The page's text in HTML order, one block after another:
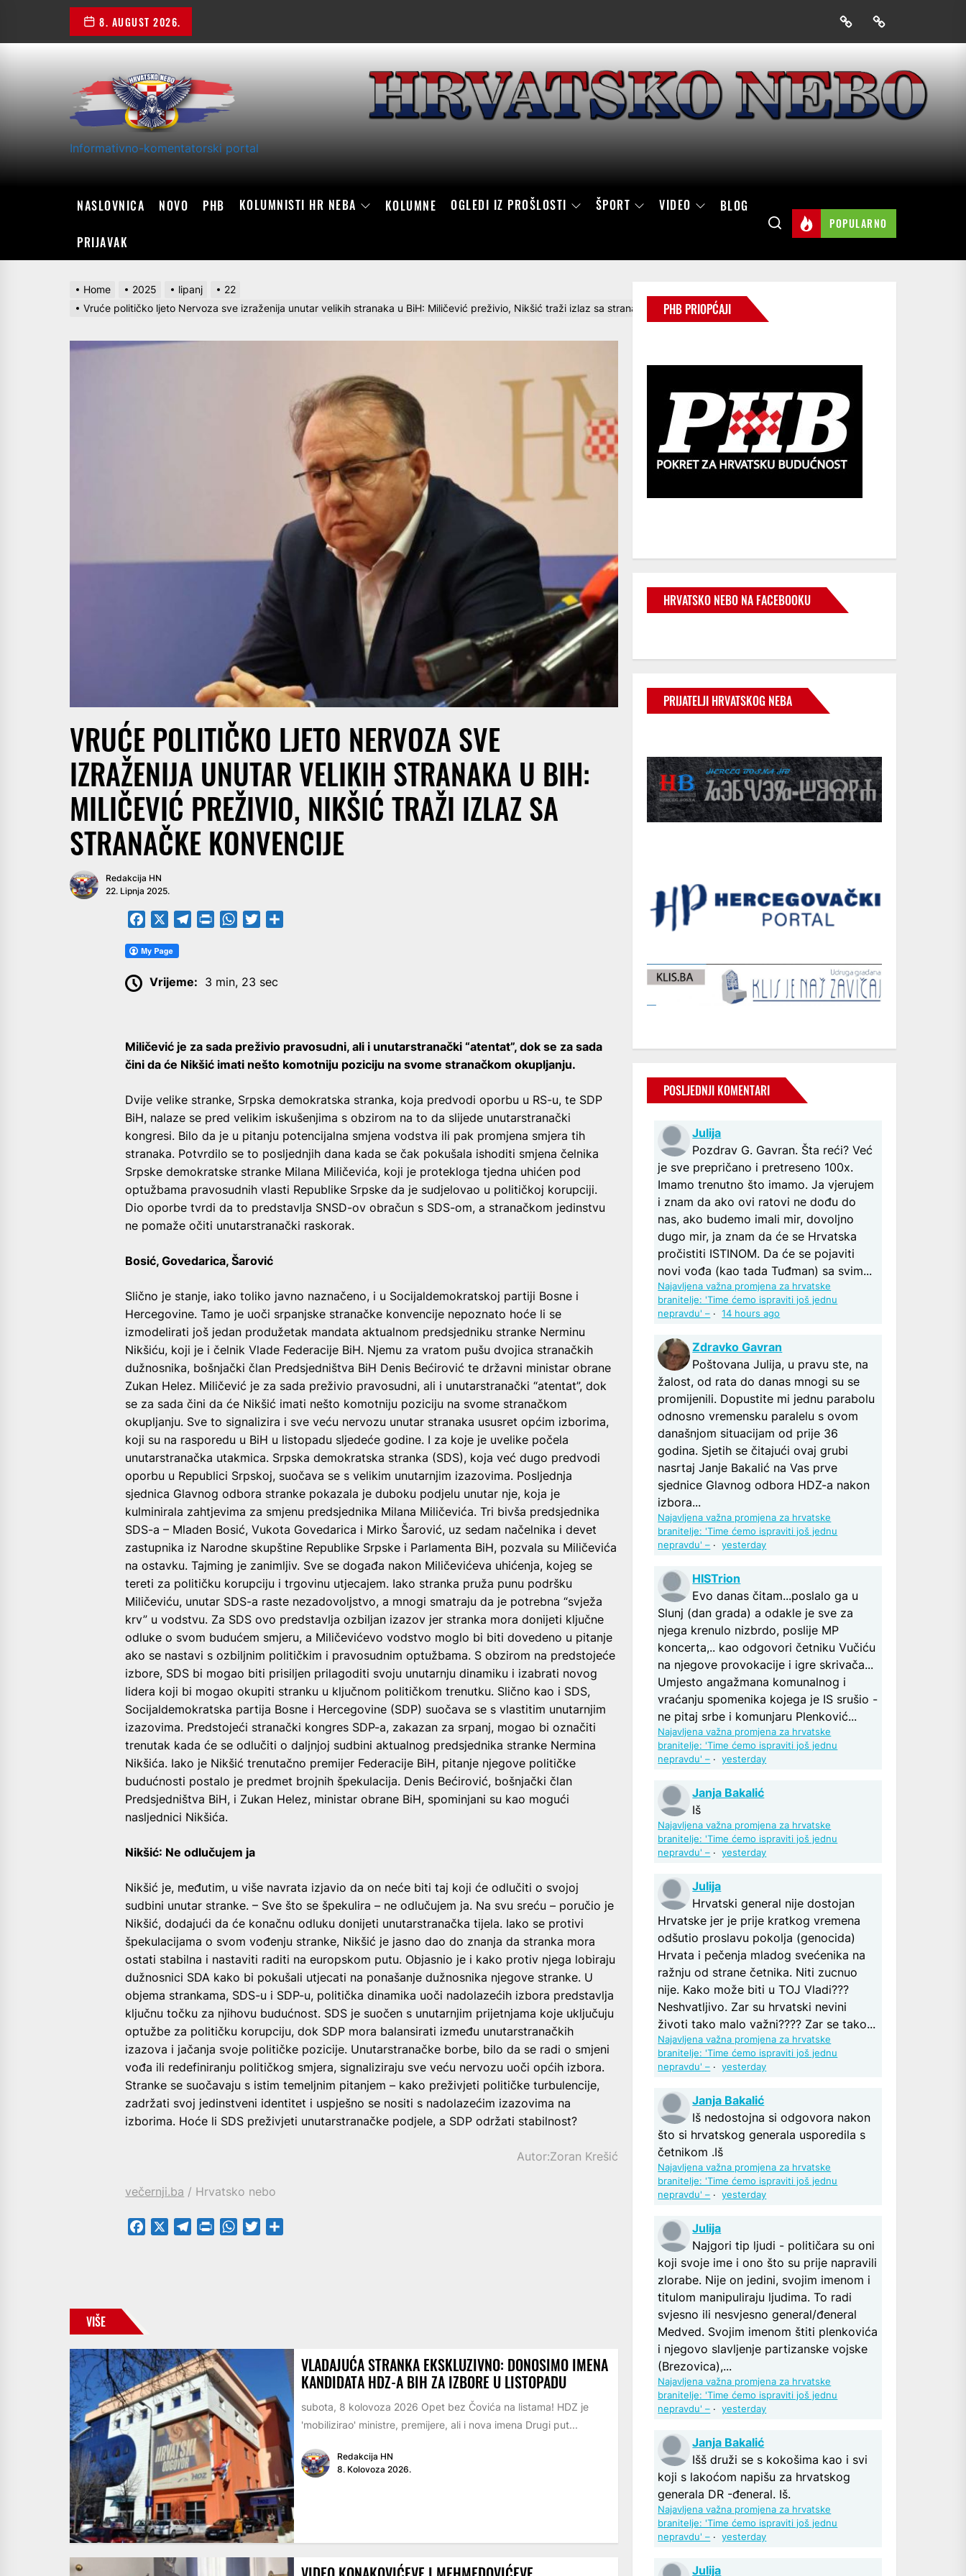
the
8. AUGUST 2026. PrijavakSkini
mobilnu
Hrvatskog
neba
Informativno-komentatorski portal
NASLOVNICA NOVO PHB KOLUMNISTI HR NEBA KOLUMNE OGLEDI IZ PROŠLOSTI ŠPORT VIDEO BLOG
PRIJAVAK
POPULARNO
Home 2025 lipanj
22
Vruće političko ljeto Nervoza sve izraženija unutar velikih stranaka u BiH: Miličević preživio, Nikšić traži izlaz sa stranačke konvencije
VRUĆE POLITIČKO LJETO NERVOZA SVE
IZRAŽENIJA UNUTAR VELIKIH STRANAKA U BIH:
MILIČEVIĆ PREŽIVIO, NIKŠIĆ TRAŽI IZLAZ SA
STRANAČKE KONVENCIJE
Redakcija HN
22. Lipnja 2025.
FacebookTelegramPrintFriendly
WhatsApp
Twitter
Vrijeme: 3 min, 23 sec
Miličević je za sada preživio pravosudni, ali i unutarstranački “atentat”, dok se za sada
čini da će Nikšić imati nešto komotniju poziciju na svome stranačkom okupljanju.
Dvije velike stranke, Srpska demokratska stranka, koja predvodi oporbu u RS-u, te SDP
BiH, nalaze se pred velikim iskušenjima s obzirom na to da slijede unutarstranački
kongresi. Bilo da je u pitanju potencijalna smjena vodstva ili pak promjena smjera tih
stranaka. Potvrdilo se to posljednjih dana kada se čak pokušala ishoditi smjena čelnika
Srpske demokratske stranke Milana Miličevića, koji je protekloga tjedna uhićen pod
optužbama pravosudnih vlasti Republike Srpske da je sudjelovao u političkoj korupciji.
Dio oporbe tvrdi da to predstavlja SNSD-ov obračun s SDS-om, a stranačkom jedinstvu
ne pomaže očiti unutarstranački raskorak.
Bosić, Govedarica, Šarović
Slično je stanje, iako toliko javno naznačeno, i u Socijaldemokratskoj partiji Bosne i
Hercegovine. Tamo je uoči srpanjske stranačke konvencije nepoznato hoće li se
izmodelirati još jedan produžetak mandata aktualnom predsjedniku stranke Nerminu
Nikšiću, koji je i čelnik Vlade Federacije BiH. Njemu za vratom pušu dvojica stranačkih
dužnosnika, bošnjački član Predsjedništva BiH Denis Bećirović te državni ministar obrane
Zukan Helez. Miličević je za sada preživio pravosudni, ali i unutarstranački “atentat”, dok
se za sada čini da će Nikšić imati nešto komotniju poziciju na svome stranačkom
okupljanju. Sve to signalizira i sve veću nervozu unutar stranaka ususret općim izborima,
koji su na rasporedu u BiH u listopadu sljedeće godine. I za koje je uvelike počela
unutarstranačka utakmica. Srpska demokratska stranka (SDS), koja već dugo predvodi
oporbu u Republici Srpskoj, suočava se s velikim unutarnjim izazovima. Posljednja
sjednica Glavnog odbora stranke pokazala je duboku podjelu unutar nje, koja je
kulminirala zahtjevima za smjenu predsjednika Milana Miličevića. Tri bivša predsjednika
SDS-a – Mladen Bosić, Vukota Govedarica i Mirko Šarović, uz sedam načelnika i devet
zastupnika iz Narodne skupštine Republike Srpske i Parlamenta BiH, pozvala su Miličevića
na ostavku. Tajming je zanimljiv. Sve se događa nakon Miličevićeva uhićenja, kojeg se
tereti za političku korupciju i trgovinu utjecajem. Iako stranka pruža punu podršku
Miličeviću, unutar SDS-a raste nezadovoljstvo, a mnogi smatraju da je potrebna “svježa
krv” u vodstvu. Za SDS ovo predstavlja ozbiljan izazov jer stranka mora donijeti ključne
odluke o svom budućem smjeru, a Miličevićevo vodstvo moglo bi biti dovedeno u pitanje
ako se nastavi s ozbiljnim političkim i pravosudnim optužbama. S obzirom na predstojeće
izbore, SDS bi mogao biti prisiljen prilagoditi svoju unutarnju dinamiku i izabrati novog
lidera koji bi mogao okupiti stranku u ključnom političkom trenutku. Slično kao i SDS,
Socijaldemokratska partija Bosne i Hercegovine (SDP) suočava se s vlastitim unutarnjim
izazovima. Predstojeći stranački kongres SDP-a, zakazan za srpanj, mogao bi označiti
trenutak kada će se odlučiti o daljnjoj sudbini aktualnog predsjednika stranke Nermina
Nikšića. Iako je Nikšić trenutačno premijer Federacije BiH, pitanje njegove političke
budućnosti postalo je predmet brojnih špekulacija. Denis Bećirović, bošnjački član
Predsjedništva BiH, i Zukan Helez, ministar obrane BiH, spominjani su kao mogući
nasljednici Nikšića.
Nikšić: Ne odlučujem ja
Nikšić je, međutim, u više navrata izjavio da on neće biti taj koji će odlučiti o svojoj
sudbini unutar stranke. – Sve što se špekulira – ne odlučujem ja. Na svu sreću – poručio je
Nikšić, dodajući da će konačnu odluku donijeti unutarstranačka tijela. Iako se protivi
špekulacijama o svom vođenju stranke, Nikšić je jasno dao do znanja da stranka mora
ostati stabilna i nastaviti raditi na europskom putu. Objasnio je i kako protiv njega lobiraju
dužnosnici SDA kako bi pokušali utjecati na ponašanje dužnosnika njegove stranke. U
objema strankama, SDS-u i SDP-u, politička dinamika uoči nadolazećih izbora predstavlja
ključnu točku za njihovu budućnost. SDS je suočen s unutarnjim prijetnjama koje uključuju
optužbe za političku korupciju, dok SDP mora balansirati između unutarstranačkih
izazova i jačanja svoje političke pozicije. Unutarstranačke borbe, bilo da se radi o smjeni
vođa ili redefiniranju političkog smjera, signaliziraju sve veću nervozu uoči općih izbora.
Stranke se suočavaju s istim temeljnim pitanjem – kako preživjeti političke turbulencije,
zadržati svoj jedinstveni identitet i uspješno se nositi s nadolazećim izazovima na
izborima. Hoće li SDS preživjeti unutarstranačke podjele, a SDP održati stabilnost?
Autor:Zoran Krešić
večernji.ba / Hrvatsko nebo
FacebookTelegramPrintFriendly
WhatsApp
Twitter
VIŠE
VLADAJUĆA STRANKA EKSKLUZIVNO: DONOSIMO IMENA
KANDIDATA HDZ-A BIH ZA IZBORE U LISTOPADU
subota, 8 kolovoza 2026 Opet bez Čovića na listama! HDZ je
'mobilizirao' ministre, premijere, ali i nova imena Drugi put...
Redakcija HN
8. Kolovoza 2026.
PHB PRIOPĆAJI
HRVATSKO NEBO NA FACEBOOKU
PRIJATELJI HRVATSKOG NEBA
POSLJEDNJI KOMENTARI
Julija
Pozdrav G. Gavran. Šta reći? Već
je sve prepričano i pretreseno 100x.
Imamo trenutno što imamo. Ja vjerujem
i znam da ako ovi ratovi ne dođu do
nas, ako budemo imali mir, dovoljno
dugo mir, ja znam da će se Hrvatska
pročistiti ISTINOM. Da će se pojaviti
novi vođa (kao tada Tuđman) sa svim...
Najavljena važna promjena za hrvatske
branitelje: 'Time ćemo ispraviti još jednu
nepravdu' – ·14 hours ago
Zdravko Gavran
Poštovana Julija, u pravu ste, na
žalost, od rata do danas mnogi su se
promijenili. Dopustite mi jednu parabolu
odnosno vremensku paralelu s ovom
današnjom situacijam od prije 36
godina. Sjetih se čitajući ovaj grubi
nasrtaj Janje Bakalić na Vas prve
sjednice Glavnog odbora HDZ-a nakon
izbora...
Najavljena važna promjena za hrvatske
branitelje: 'Time ćemo ispraviti još jednu
nepravdu' – ·yesterday
HISTrion
Evo danas čitam...poslalo ga u
Slunj (dan grada) a odakle je sve za
njega krenulo nizbrdo, poslije MP
koncerta,.. kao odgovori četniku Vučiću
na njegove provokacije i igre skrivača...
Umjesto angažmana komunalnog i
vraćanju spomenika kojega je IS srušio -
ne pitaj srbe i komunjaru Plenković...
Najavljena važna promjena za hrvatske
branitelje: 'Time ćemo ispraviti još jednu
nepravdu' – ·yesterday
Janja Bakalić
Iš
Najavljena važna promjena za hrvatske
branitelje: 'Time ćemo ispraviti još jednu
nepravdu' – ·yesterday
Julija
Hrvatski general nije dostojan
Hrvatske jer je prije kratkog vremena
odšutio proslavu pokolja (genocida)
Hrvata i pečenja mladog svećenika na
ražnju od strane četnika. Niti zucnuo
nije. Kako može biti u TOJ Vladi???
Neshvatljivo. Zar su hrvatski nevini
životi tako malo važni???? Zar se tako...
Najavljena važna promjena za hrvatske
branitelje: 'Time ćemo ispraviti još jednu
nepravdu' – ·yesterday
Janja Bakalić
Iš nedostojna si odgovora nakon
što si hrvatskog generala usporedila s
četnikom .Iš
Najavljena važna promjena za hrvatske
branitelje: 'Time ćemo ispraviti još jednu
nepravdu' – ·yesterday
Julija
Najgori tip ljudi - političara su oni
koji svoje ime i ono što su prije napravili
zlorabe. Nije on jedini, svojim imenom i
titulom manipuliraju ljudima. To radi
svjesno ili nesvjesno general/đeneral
Medved. Svojim imenom štiti plenkovića
i njegovo slavljenje partizanske vojske
(Brezovica),...
Najavljena važna promjena za hrvatske
branitelje: 'Time ćemo ispraviti još jednu
nepravdu' – ·yesterday
Janja Bakalić
Išš druži se s kokošima kao i svi
koji s lakoćom napišu za hrvatskog
generala DR -đeneral. Iš.
Najavljena važna promjena za hrvatske
branitelje: 'Time ćemo ispraviti još jednu
nepravdu' – ·yesterday
Julija